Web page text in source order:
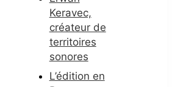
Keravec,
créateur de
territoires
sonores
L’édition en